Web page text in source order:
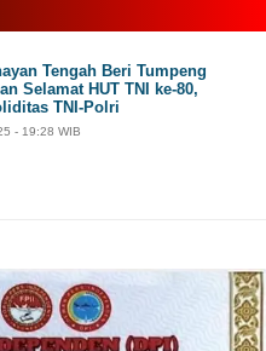
Tengah Beri Tumpeng
Selamat HUT TNI ke-80,
TNI-Polri
- 19:28 WIB